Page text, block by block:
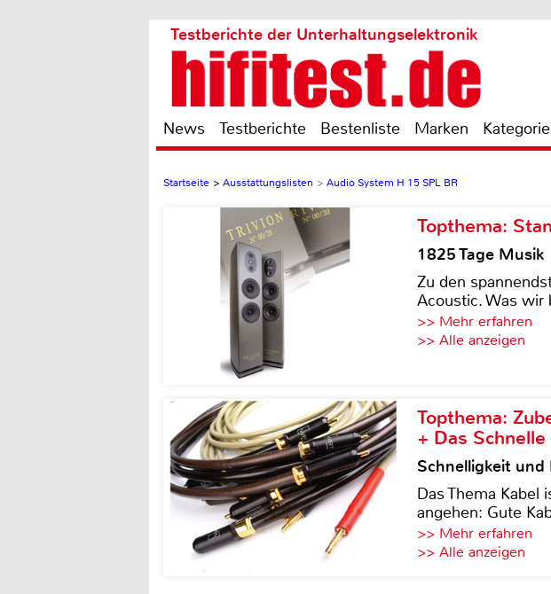
Testberichte der Unterhaltungselektronik
News Testberichte Bestenliste Marken
Startseite > Ausstattungslisten > Audio System H 15 SPL BR
Topthema:
1825 Tage Musik
Zu den
Acoustic. Was wir
>> Mehr erfahren
>> Alle anzeigen
Topthema:
+ Das Schnelle
Schnelligkeit und
Das Thema Kabel
angehen: Gute
>> Mehr erfahren
>> Alle anzeigen